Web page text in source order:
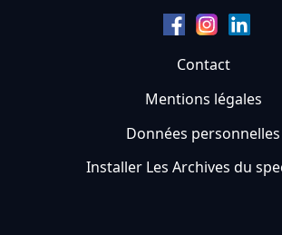
Contact
Mentions légales
Données personnelles
Installer Les Archives du